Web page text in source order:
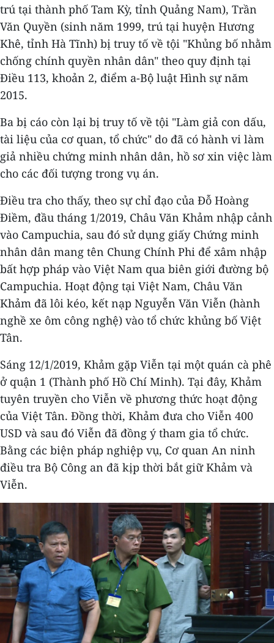
trú tại thành phố Tam Kỳ, tỉnh Quảng Nam), Trần
Văn Quyền (sinh năm 1999, trú tại huyện Hương
Khê, tỉnh Hà Tĩnh) bị truy tố về tội "Khủng bố nhằm
chống chính quyền nhân dân" theo quy định tại
Điều 113, khoản 2, điểm a-Bộ luật Hình sự năm
2015.
Ba bị cáo còn lại bị truy tố về tội "Làm giả con dấu,
tài liệu của cơ quan, tổ chức" do đã có hành vi làm
giả nhiều chứng minh nhân dân, hồ sơ xin việc làm
cho các đối tượng trong vụ án.
Điều tra cho thấy, theo sự chỉ đạo của Đỗ Hoàng
Điềm, đầu tháng 1/2019, Châu Văn Khảm nhập cảnh
vào Campuchia, sau đó sử dụng giấy Chứng minh
nhân dân mang tên Chung Chính Phi để xâm nhập
bất hợp pháp vào Việt Nam qua biên giới đường bộ
Campuchia. Hoạt động tại Việt Nam, Châu Văn
Khảm đã lôi kéo, kết nạp Nguyễn Văn Viễn (hành
nghề xe ôm công nghệ) vào tổ chức khủng bố Việt
Tân.
Sáng 12/1/2019, Khảm gặp Viễn tại một quán cà phê
ở quận 1 (Thành phố Hồ Chí Minh). Tại đây, Khảm
tuyên truyền cho Viễn về phương thức hoạt động
của Việt Tân. Đồng thời, Khảm đưa cho Viễn 400
USD và sau đó Viễn đã đồng ý tham gia tổ chức.
Bằng các biện pháp nghiệp vụ, Cơ quan An ninh
điều tra Bộ Công an đã kịp thời bắt giữ Khảm và
Viễn.